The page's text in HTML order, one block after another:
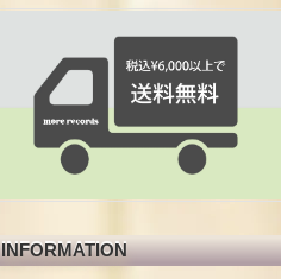
INFORMATION